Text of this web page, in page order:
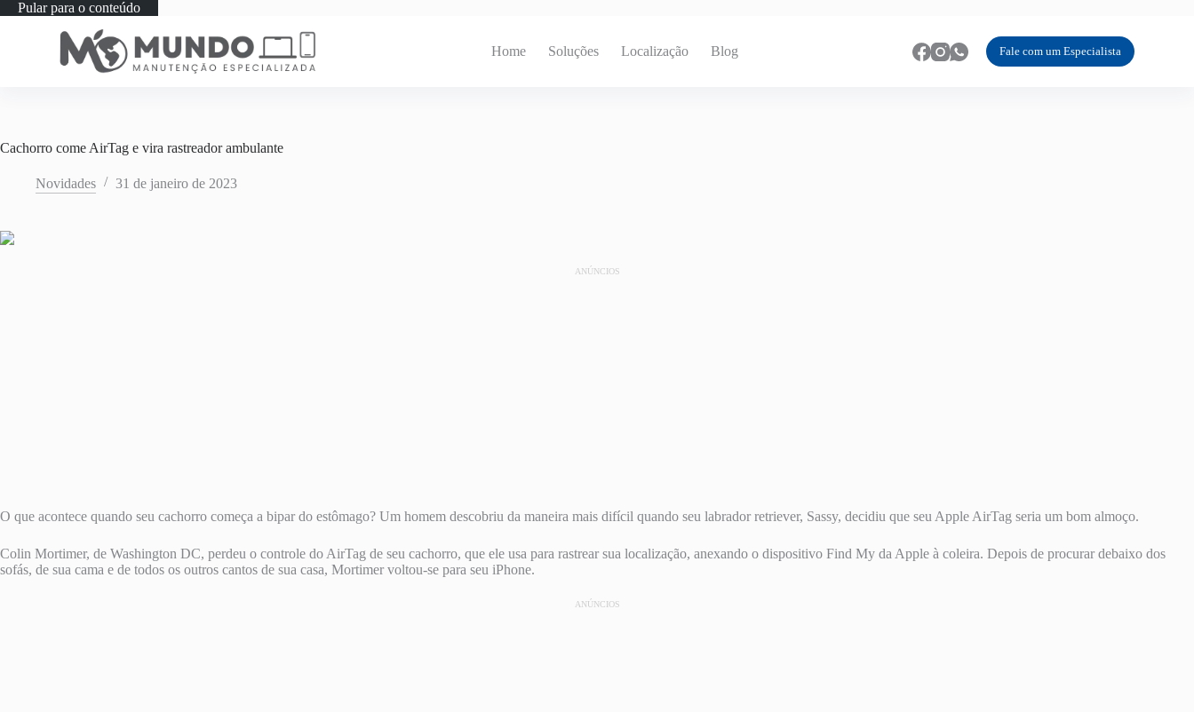
Pular para o conteúdo
Home Soluções Localização Blog Fale com um Especialista
Cachorro come AirTag e vira rastreador ambulante
Novidades 31 de janeiro de 2023
ANÚNCIOS
O que acontece quando seu cachorro começa a bipar do estômago? Um homem descobriu da maneira mais difícil quando seu labrador retriever, Sassy, ​​decidiu que seu Apple AirTag seria um bom almoço.
Colin Mortimer, de Washington DC, perdeu o controle do AirTag de seu cachorro, que ele usa para rastrear sua localização, anexando o dispositivo Find My da Apple à coleira. Depois de procurar debaixo dos
sofás, de sua cama e de todos os outros cantos de sua casa, Mortimer voltou-se para seu iPhone.
ANÚNCIOS